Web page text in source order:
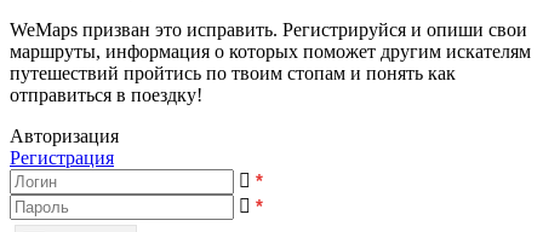
WeMaps призван это исправить. Регистрируйся и опиши свои
маршруты, информация о которых поможет другим искателям
путешествий пройтись по твоим стопам и понять как
отправиться в поездку!
Авторизация
Регистрация
*
*